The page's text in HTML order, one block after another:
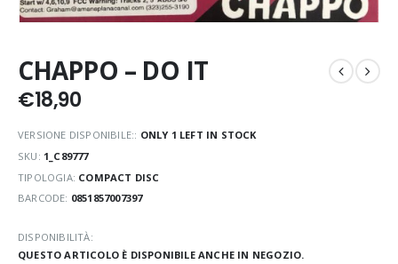
CHAPPO – DO IT
€18,90
VERSIONE DISPONIBILE:: ONLY 1 LEFT IN STOCK
SKU: 1_C89777
TIPOLOGIA: COMPACT DISC
BARCODE: 0851857007397
DISPONIBILITÀ:
QUESTO ARTICOLO È DISPONIBILE ANCHE IN NEGOZIO.